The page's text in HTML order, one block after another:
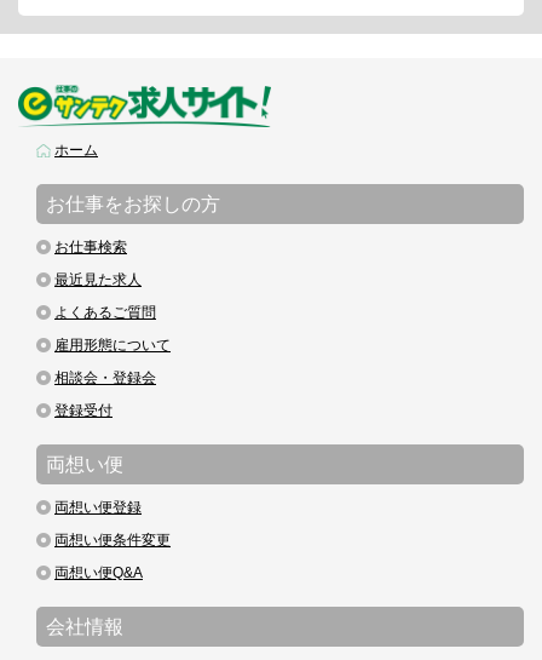
ホーム
お仕事をお探しの方
お仕事検索
最近見た求人
よくあるご質問
雇用形態について
相談会・登録会
登録受付
両想い便
両想い便登録
両想い便条件変更
両想い便Q&A
会社情報